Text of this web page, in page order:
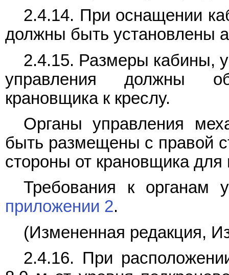
2.4.14. При оснащении
должны быть установлены
2.4.15. Размеры кабины,
управления должны
крановщика к креслу.
Органы управления
быть размещены с правой
стороны от крановщика
Требования к органам
приложении 2.
(Измененная редакция,
2.4.16. При